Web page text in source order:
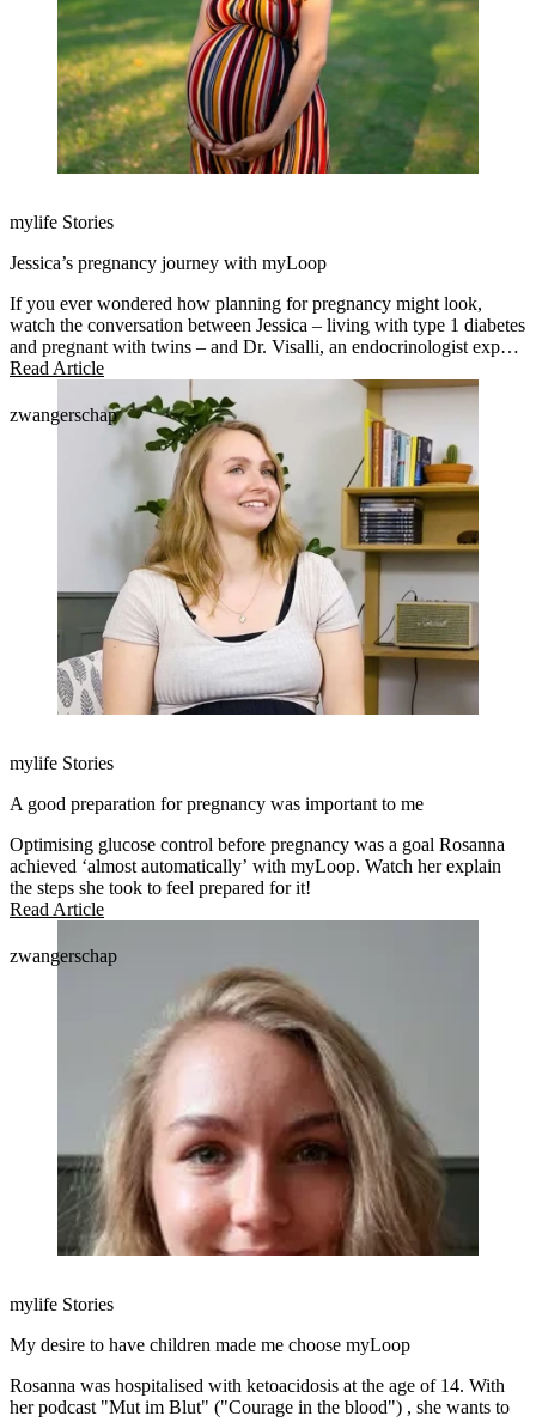
mylife Stories
Jessica’s pregnancy journey with myLoop
If you ever wondered how planning for pregnancy might look,
watch the conversation between Jessica – living with type 1 diabetes
and pregnant with twins – and Dr. Visalli, an endocrinologist expert
in managing pregnancy.
Read Article
zwangerschap
mylife Stories
A good preparation for pregnancy was important to me
Optimising glucose control before pregnancy was a goal Rosanna
achieved ‘almost automatically’ with myLoop. Watch her explain
the steps she took to feel prepared for it!
Read Article
zwangerschap
mylife Stories
My desire to have children made me choose myLoop
Rosanna was hospitalised with ketoacidosis at the age of 14. With
her podcast "Mut im Blut" ("Courage in the blood") , she wants to